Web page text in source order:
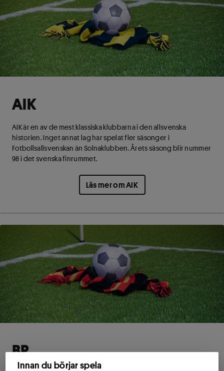
AIK
AIK är en av de mest klassiska klubbarna i den allsvenska
historien. Inget annat lag har spelat fler säsonger i
Fotbollsallsvenskan än Solnaklubben. Årets säsong blir nummer
98 i det svenska finrummet.
Läs mer om AIK
BP
Innan du börjar spela